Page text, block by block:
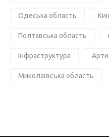
Одеська область
Полтавська область
Інфраструктура
Миколаївська область